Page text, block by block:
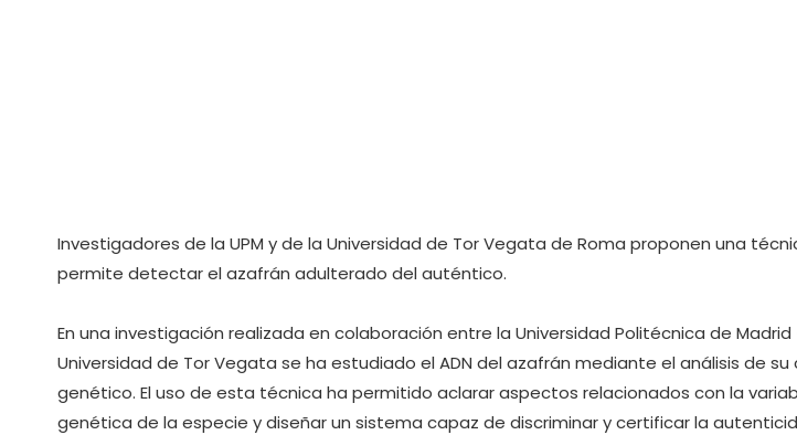
Investigadores de la UPM y de la Universidad de Tor Vegata de Roma proponen una
permite detectar el azafrán adulterado del auténtico.
En una investigación realizada en colaboración entre la Universidad Politécnica de Madrid
Universidad de Tor Vegata se ha estudiado el ADN del azafrán mediante el análisis de su
genético. El uso de esta técnica ha permitido aclarar aspectos relacionados con la
genética de la especie y diseñar un sistema capaz de discriminar y certificar la